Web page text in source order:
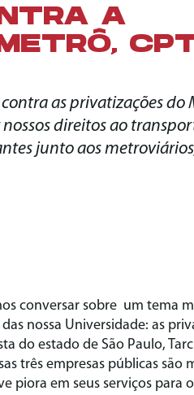
A
as privatizações do
direitos ao
junto aos
conversar sobre um tema
nossa Universidade: as
do estado de São Paulo,
três empresas públicas
piora em seus serviços para